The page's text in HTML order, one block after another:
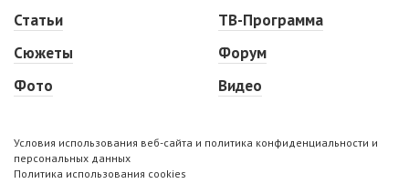
Статьи
Сюжеты
Фото
ТВ-Программа
Форум
Видео
Условия использования веб-сайта и политика конфиденциальности и
персональных данных
Политика использования cookies